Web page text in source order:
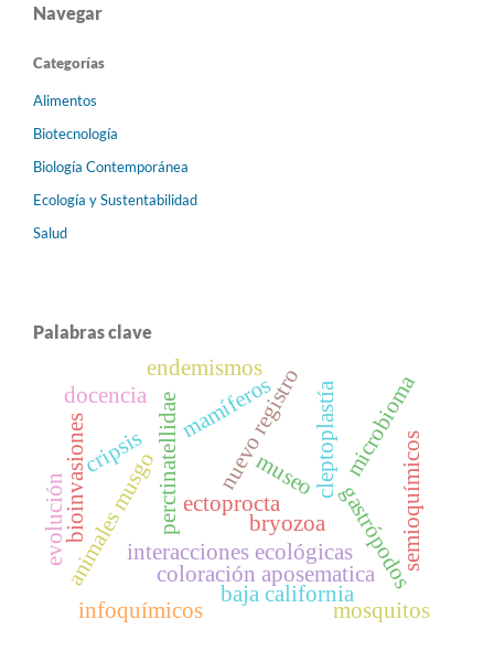
Navegar
Categorías
Alimentos
Biotecnología
Biología Contemporánea
Ecología y Sustentabilidad
Salud
Palabras clave
ectoprocta
bryozoa
perctinatellidae
animales musgo
nuevo registro
bioinvasiones
interacciones ecológicasgastrópodos
cleptoplastía
cripsis
coloración aposematica
mamíferos
endemismos
baja california
microbioma
evolución
docencia
mosquitos
infoquímicos
semioquímicos
museo